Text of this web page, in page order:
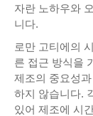
자란 노하우와
니다.
로만 고티에의
른 접근 방식을
제조의 중요성
하지 않습니다.
있어 제조에 시